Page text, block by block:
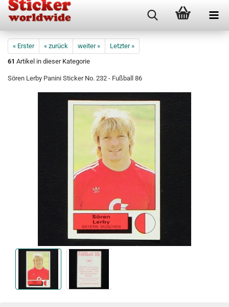
« Erster « zurück weiter »
Letzter »
61 Artikel in dieser Kategorie
Sören Lerby Panini Sticker No. 232 - Fußball 86